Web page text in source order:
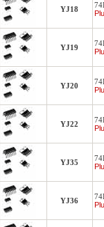
YJ18
YJ19
YJ20
YJ22
YJ35
YJ36